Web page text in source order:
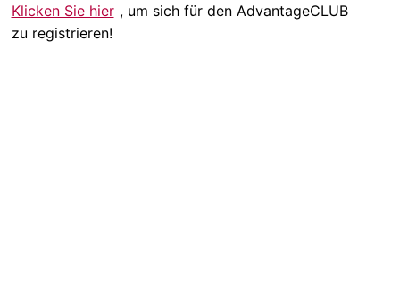
Klicken Sie hier , um sich für den AdvantageCLUB
zu registrieren!